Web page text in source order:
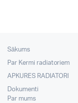
Sākums
Par Kermi radiatoriem
APKURES RADIATORI
Dokumenti
Par mums